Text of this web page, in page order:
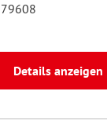
Details anzeigen